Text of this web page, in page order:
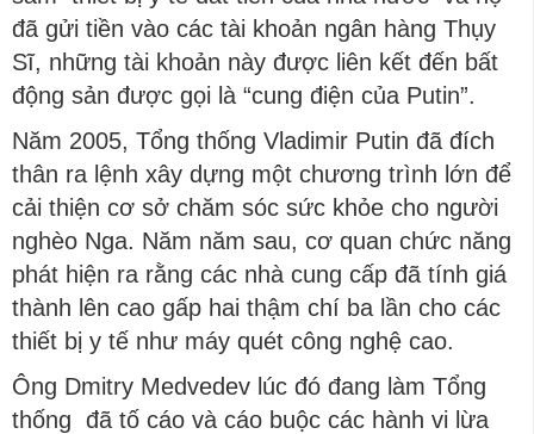
đã gửi tiền vào các tài khoản ngân hàng Thụy
Sĩ, những tài khoản này được liên kết đến bất
động sản được gọi là “cung điện của Putin”.
Năm 2005, Tổng thống Vladimir Putin đã đích
thân ra lệnh xây dựng một chương trình lớn để
cải thiện cơ sở chăm sóc sức khỏe cho người
nghèo Nga. Năm năm sau, cơ quan chức năng
phát hiện ra rằng các nhà cung cấp đã tính giá
thành lên cao gấp hai thậm chí ba lần cho các
thiết bị y tế như máy quét công nghệ cao.
Ông Dmitry Medvedev lúc đó đang làm Tổng
thống đã tố cáo và cáo buộc các hành vi lừa